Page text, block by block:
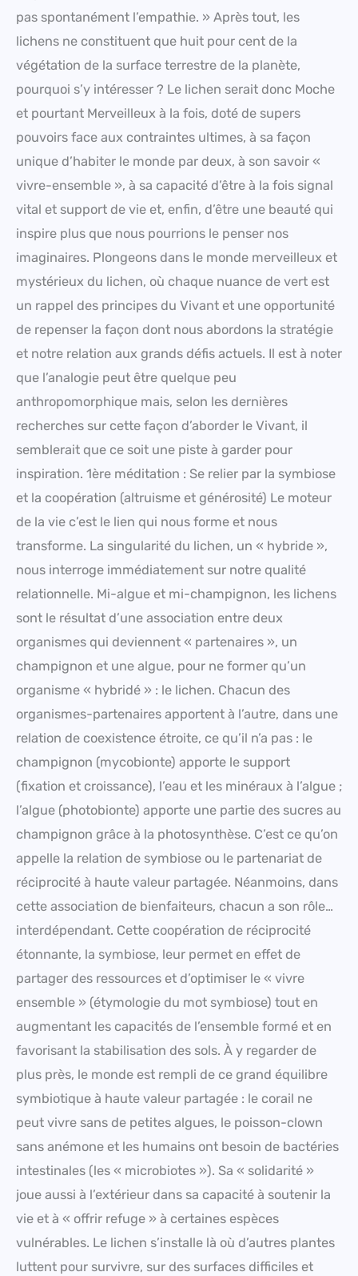
pas spontanément l’empathie. » Après tout, les
lichens ne constituent que huit pour cent de la
végétation de la surface terrestre de la planète,
pourquoi s’y intéresser ? Le lichen serait donc Moche
et pourtant Merveilleux à la fois, doté de supers
pouvoirs face aux contraintes ultimes, à sa façon
unique d’habiter le monde par deux, à son savoir «
vivre-ensemble », à sa capacité d’être à la fois signal
vital et support de vie et, enfin, d’être une beauté qui
inspire plus que nous pourrions le penser nos
imaginaires. Plongeons dans le monde merveilleux et
mystérieux du lichen, où chaque nuance de vert est
un rappel des principes du Vivant et une opportunité
de repenser la façon dont nous abordons la stratégie
et notre relation aux grands défis actuels. Il est à noter
que l’analogie peut être quelque peu
anthropomorphique mais, selon les dernières
recherches sur cette façon d’aborder le Vivant, il
semblerait que ce soit une piste à garder pour
inspiration. 1ère méditation : Se relier par la symbiose
et la coopération (altruisme et générosité) Le moteur
de la vie c’est le lien qui nous forme et nous
transforme. La singularité du lichen, un « hybride »,
nous interroge immédiatement sur notre qualité
relationnelle. Mi-algue et mi-champignon, les lichens
sont le résultat d’une association entre deux
organismes qui deviennent « partenaires », un
champignon et une algue, pour ne former qu’un
organisme « hybridé » : le lichen. Chacun des
organismes-partenaires apportent à l’autre, dans une
relation de coexistence étroite, ce qu’il n’a pas : le
champignon (mycobionte) apporte le support
(fixation et croissance), l’eau et les minéraux à l’algue ;
l’algue (photobionte) apporte une partie des sucres au
champignon grâce à la photosynthèse. C’est ce qu’on
appelle la relation de symbiose ou le partenariat de
réciprocité à haute valeur partagée. Néanmoins, dans
cette association de bienfaiteurs, chacun a son rôle…
interdépendant. Cette coopération de réciprocité
étonnante, la symbiose, leur permet en effet de
partager des ressources et d’optimiser le « vivre
ensemble » (étymologie du mot symbiose) tout en
augmentant les capacités de l’ensemble formé et en
favorisant la stabilisation des sols. À y regarder de
plus près, le monde est rempli de ce grand équilibre
symbiotique à haute valeur partagée : le corail ne
peut vivre sans de petites algues, le poisson-clown
sans anémone et les humains ont besoin de bactéries
intestinales (les « microbiotes »). Sa « solidarité »
joue aussi à l’extérieur dans sa capacité à soutenir la
vie et à « offrir refuge » à certaines espèces
vulnérables. Le lichen s’installe là où d’autres plantes
luttent pour survivre, sur des surfaces difficiles et